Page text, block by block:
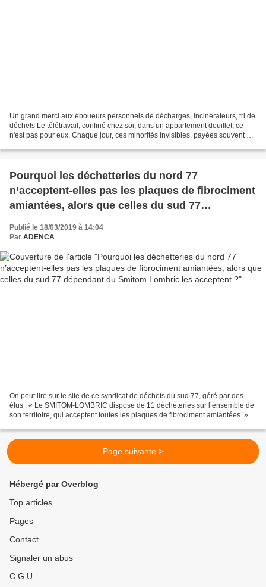
Un grand merci aux éboueurs personnels de décharges, incinérateurs, tri de
déchets Le télétravail, confiné chez soi, dans un appartement douillet, ce
n'est pas pour eux. Chaque jour, ces minorités invisibles, payées souvent au
Pourquoi les déchetteries du nord 77
n’acceptent-elles pas les plaques de fibrociment
amiantées, alors que celles du sud 77
Publié le 18/03/2019 à 14:04
Par ADENCA
On peut lire sur le site de ce syndicat de déchets du sud 77, géré par des
élus : « Le SMITOM-LOMBRIC dispose de 11 déchèteries sur l’ensemble de
son territoire, qui acceptent toutes les plaques de fibrociment amiantées. »
decheterie...
Page suivante >
Hébergé par Overblog
Top articles
Pages
Contact
Signaler un abus
C.G.U.